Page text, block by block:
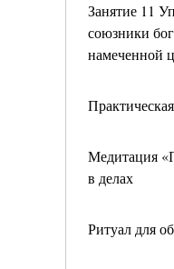
Занятие 11
союзники
намеченной
Медитация
в делах
Ритуал для